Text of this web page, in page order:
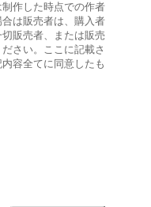
作した時点での作者
は販売者は、購入者
販売者、または販売
さい。ここに記載さ
容全てに同意したも